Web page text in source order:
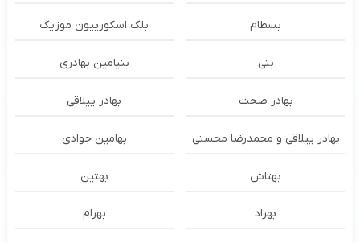
بسطام بلک اسکورپیون موزیک
بنی بنیامین بهادری
بهادر صحت بهادر ییلاقی
بهادر ییلاقی و محمدرضا محسنی بهامین جوادی
بهتاش بهتین
بهراد بهرام